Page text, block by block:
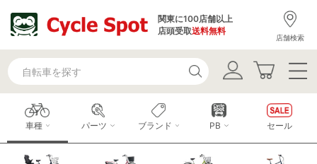
関東に100店舗以上
店頭受取送料無料
店舗検索
車種 パーツ ブランド PB セール